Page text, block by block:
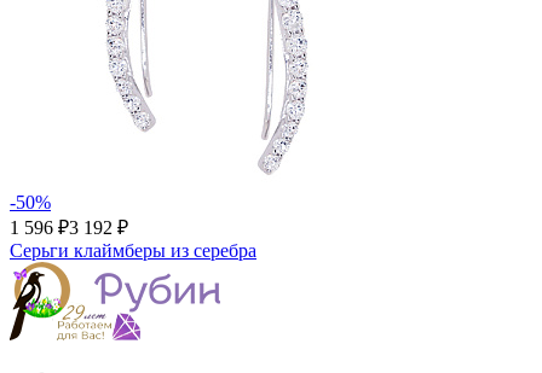
-50%
1 596 ₽3 192 ₽
Серьги клаймберы из серебра